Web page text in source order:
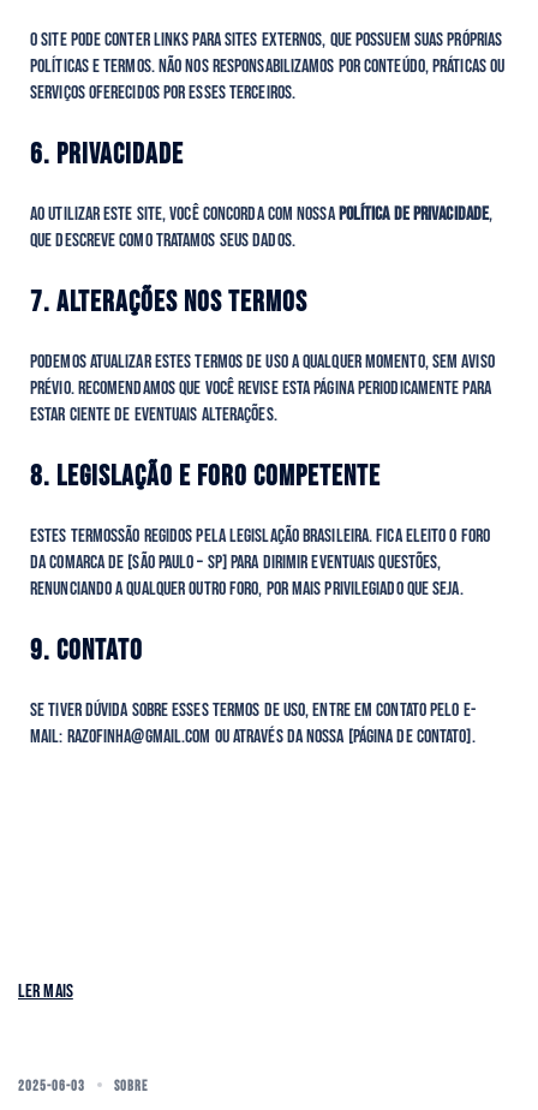
O site pode conter links para sites externos, que possuem suas próprias
políticas e termos. Não nos responsabilizamos por conteúdo, práticas ou
serviços oferecidos por esses terceiros.
6. PRIVACIDADE
Ao utilizar este site, você concorda com nossaPolítica de Privacidade,
que descreve como tratamos seus dados.
7. ALTERAÇÕES NOS TERMOS
Podemos atualizar estes Termos de Uso a qualquer momento, sem aviso
prévio. Recomendamos que você revise esta página periodicamente para
estar ciente de eventuais alterações.
8. LEGISLAÇÃO E FORO COMPETENTE
Estes Termossão regidos pela legislação brasileira. Fica eleito o foro
da comarca de [São Paulo – SP] para dirimir eventuais questões,
renunciando a qualquer outro foro, por mais privilegiado que seja.
9. CONTATO
Se tiver dúvida sobre esses Termos de Uso, entre em contato pelo e-
mail: razofinha@gmail.com ou através da nossa [Página de Contato].
Ler mais
2025-06-03 SOBRE